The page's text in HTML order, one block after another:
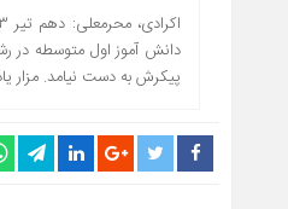
پیکرش به دست نیامد. مزار